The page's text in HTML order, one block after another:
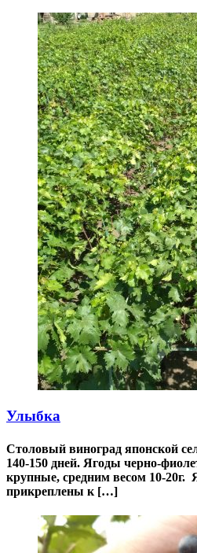
Улыбка
Столовый виноград японской
140-150 дней. Ягоды черно-
крупные, средним весом 10-20г.
прикреплены к […]